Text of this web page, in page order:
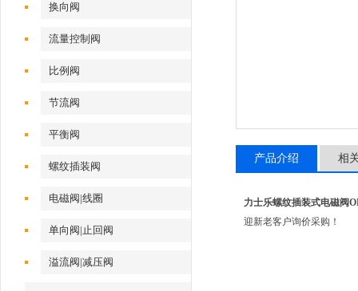
换向阀
流量控制阀
比例阀
节流阀
平衡阀
螺纹插装阀
电磁阀|线圈
单向阀|止回阀
溢流阀|减压阀
产品介绍 相
力士乐螺纹插装式电磁阀
迎新老客户询价采购！